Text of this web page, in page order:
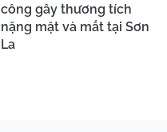
công gây thương tích
nặng mặt và mắt tại Sơn
La